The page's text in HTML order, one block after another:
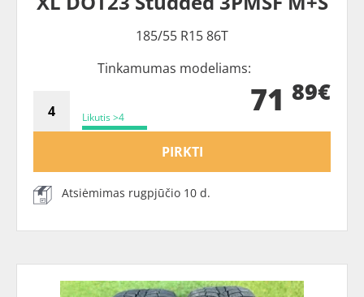
185/55 R15 86T
Tinkamumas modeliams:
Likutis >4 71 89€
PIRKTI
Atsiėmimas rugpjūčio 10 d.